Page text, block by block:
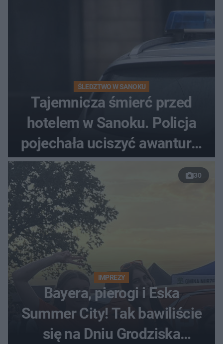
ŚLEDZTWO W SANOKU
Tajemnicza śmierć przed
hotelem w Sanoku. Policja
pojechała uciszyć awanturę,
znaleźli ciało
30
IMPREZY
Bayera, pierogi i Eska
Summer City! Tak bawiliście
się na Dniu Grodziska